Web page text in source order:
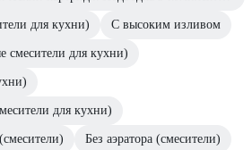
для кухни) С высоким изливом
смесители для кухни)
для кухни)
Без аэратора (смесители)